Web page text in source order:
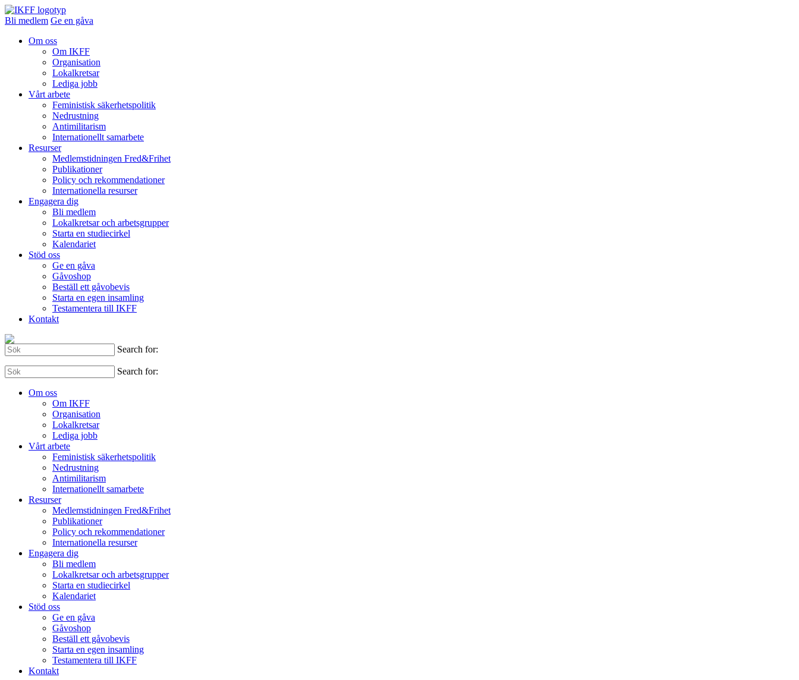
Bli medlem Ge en gåva
Om oss
Om IKFF
Organisation
Lokalkretsar
Lediga jobb
Vårt arbete
Feministisk säkerhetspolitik
Nedrustning
Antimilitarism
Internationellt samarbete
Resurser
Medlemstidningen Fred&Frihet
Publikationer
Policy och rekommendationer
Internationella resurser
Engagera dig
Bli medlem
Lokalkretsar och arbetsgrupper
Starta en studiecirkel
Kalendariet
Stöd oss
Ge en gåva
Gåvoshop
Beställ ett gåvobevis
Starta en egen insamling
Testamentera till IKFF
Kontakt
Search for:
Search for:
Om oss
Om IKFF
Organisation
Lokalkretsar
Lediga jobb
Vårt arbete
Feministisk säkerhetspolitik
Nedrustning
Antimilitarism
Internationellt samarbete
Resurser
Medlemstidningen Fred&Frihet
Publikationer
Policy och rekommendationer
Internationella resurser
Engagera dig
Bli medlem
Lokalkretsar och arbetsgrupper
Starta en studiecirkel
Kalendariet
Stöd oss
Ge en gåva
Gåvoshop
Beställ ett gåvobevis
Starta en egen insamling
Testamentera till IKFF
Kontakt